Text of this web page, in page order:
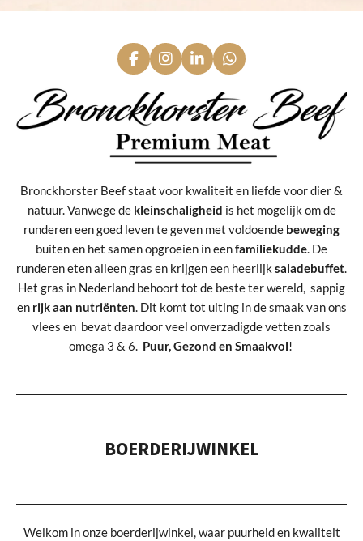
F
a
e
b
o
o
k
I
n
s
t
a
g
r
a
L
i
k
e
d
I
n
W
h
t
s
A
p
p
Bronckhorster Beef staat voor kwaliteit en liefde voor dier &
natuur. Vanwege de kleinschaligheid is het mogelijk om de
runderen een goed leven te geven met voldoende beweging
buiten en het samen opgroeien in eenfamiliekudde. De
runderen eten alleen gras en krijgen een heerlijk saladebuffet.
Het gras in Nederland behoort tot de beste ter wereld, sappig
enrijk aan nutriënten. Dit komt tot uiting in de smaak van ons
vlees en bevat daardoor veel onverzadigde vetten zoals
omega 3 & 6. Puur, Gezond en Smaakvol!
BOERDERIJWINKEL
Welkom in onze boerderijwinkel, waar puurheid en kwaliteit